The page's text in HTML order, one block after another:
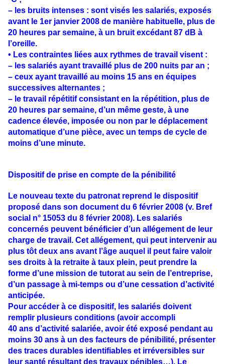
– les bruits intenses : sont visés les salariés, exposés
avant le 1er janvier 2008 de manière habituelle, plus de
20 heures par semaine, à un bruit excédant 87 dB à
l’oreille.
• Les contraintes liées aux rythmes de travail visent :
– les salariés ayant travaillé plus de 200 nuits par an ;
– ceux ayant travaillé au moins 15 ans en équipes
successives alternantes ;
– le travail répétitif consistant en la répétition, plus de
20 heures par semaine, d’un même geste, à une
cadence élevée, imposée ou non par le déplacement
automatique d’une pièce, avec un temps de cycle de
moins d’une minute.
Dispositif de prise en compte de la pénibilité
Le nouveau texte du patronat reprend le dispositif
proposé dans son document du 6 février 2008 (v. Bref
social n° 15053 du 8 février 2008). Les salariés
concernés peuvent bénéficier d’un allégement de leur
charge de travail. Cet allégement, qui peut intervenir au
plus tôt deux ans avant l’âge auquel il peut faire valoir
ses droits à la retraite à taux plein, peut prendre la
forme d’une mission de tutorat au sein de l’entreprise,
d’un passage à mi-temps ou d’une cessation d’activité
anticipée.
Pour accéder à ce dispositif, les salariés doivent
remplir plusieurs conditions (avoir accompli
40 ans d’activité salariée, avoir été exposé pendant au
moins 30 ans à un des facteurs de pénibilité, présenter
des traces durables identifiables et irréversibles sur
leur santé résultant des travaux pénibles…). Le